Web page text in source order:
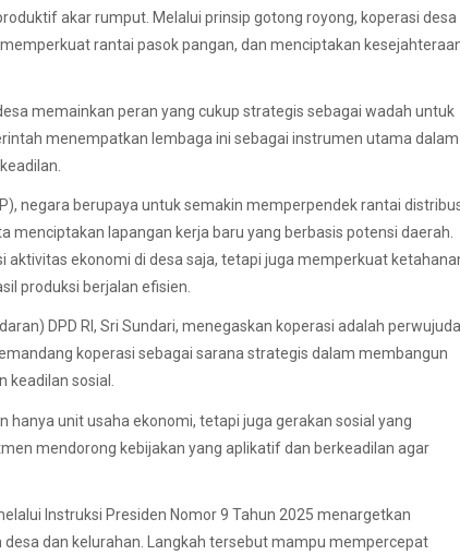
akar rumput. Melalui prinsip gotong royong, koperasi desa
rantai pasok pangan, dan menciptakan
memainkan peran yang cukup strategis sebagai wadah untuk
menempatkan lembaga ini sebagai instrumen utama dalam
negara berupaya untuk semakin memperpendek rantai
lapangan kerja baru yang berbasis potensi daerah.
ekonomi di desa saja, tetapi juga memperkuat
produksi berjalan efisien.
DPD RI, Sri Sundari, menegaskan koperasi adalah
koperasi sebagai sarana strategis dalam membangun
keadilan sosial.
hanya unit usaha ekonomi, tetapi juga gerakan sosial yang
mendorong kebijakan yang aplikatif dan berkeadilan agar
Instruksi Presiden Nomor 9 Tahun 2025 menargetkan
dan kelurahan. Langkah tersebut mampu mempercepat